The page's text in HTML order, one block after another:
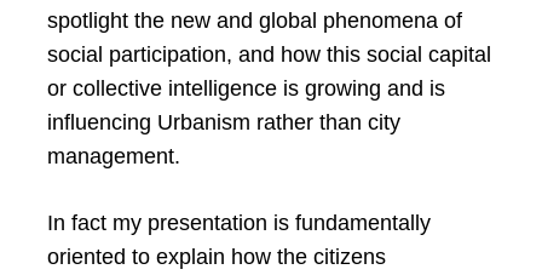
spotlight the new and global phenomena of
social participation, and how this social capital
or collective intelligence is growing and is
influencing Urbanism rather than city
management.
In fact my presentation is fundamentally
oriented to explain how the citizens